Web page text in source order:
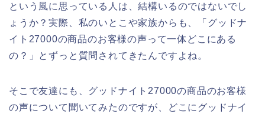
という風に思っている人は、結構いるのではないでし
ょうか？実際、私のいとこや家族からも、「グッドナ
イト27000の商品のお客様の声って一体どこにある
の？」とずっと質問されてきたんですよね。
そこで友達にも、グッドナイト27000の商品のお客様
の声について聞いてみたのですが、どこにグッドナイ